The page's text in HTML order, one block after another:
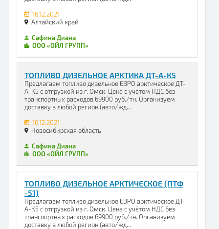
16.12.2021
Алтайский край
Сафина Диана
ООО «ОЙЛ ГРУПП»
ТОПЛИВО ДИЗЕЛЬНОЕ АРКТИКА ДТ-А-К5
Предлагаем топливо дизельное ЕВРО арктическое ДТ-
А-К5 с отгрузкой из г. Омск. Цена с учётом НДС без
транспортных расходов 69900 руб./тн. Организуем
доставку в любой регион (авто/жд...
16.12.2021
Новосибирская область
Сафина Диана
ООО «ОЙЛ ГРУПП»
ТОПЛИВО ДИЗЕЛЬНОЕ АРКТИЧЕСКОЕ (ПТФ
-51)
Предлагаем топливо дизельное ЕВРО арктическое ДТ-
А-К5 с отгрузкой из г. Омск. Цена с учётом НДС без
транспортных расходов 69900 руб./тн. Организуем
доставку в любой регион (авто/жд...